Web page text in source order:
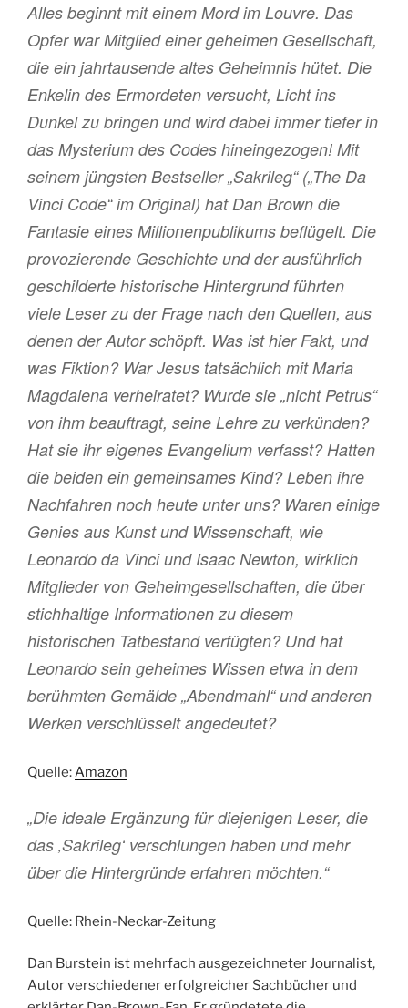
Alles beginnt mit einem Mord im Louvre. Das
Opfer war Mitglied einer geheimen Gesellschaft,
die ein jahrtausende altes Geheimnis hütet. Die
Enkelin des Ermordeten versucht, Licht ins
Dunkel zu bringen und wird dabei immer tiefer in
das Mysterium des Codes hineingezogen! Mit
seinem jüngsten Bestseller „Sakrileg“ („The Da
Vinci Code“ im Original) hat Dan Brown die
Fantasie eines Millionenpublikums beflügelt. Die
provozierende Geschichte und der ausführlich
geschilderte historische Hintergrund führten
viele Leser zu der Frage nach den Quellen, aus
denen der Autor schöpft. Was ist hier Fakt, und
was Fiktion? War Jesus tatsächlich mit Maria
Magdalena verheiratet? Wurde sie „nicht Petrus“
von ihm beauftragt, seine Lehre zu verkünden?
Hat sie ihr eigenes Evangelium verfasst? Hatten
die beiden ein gemeinsames Kind? Leben ihre
Nachfahren noch heute unter uns? Waren einige
Genies aus Kunst und Wissenschaft, wie
Leonardo da Vinci und Isaac Newton, wirklich
Mitglieder von Geheimgesellschaften, die über
stichhaltige Informationen zu diesem
historischen Tatbestand verfügten? Und hat
Leonardo sein geheimes Wissen etwa in dem
berühmten Gemälde „Abendmahl“ und anderen
Werken verschlüsselt angedeutet?
Quelle:Amazon
„Die ideale Ergänzung für diejenigen Leser, die
das ‚Sakrileg‘ verschlungen haben und mehr
über die Hintergründe erfahren möchten.“
Quelle: Rhein-Neckar-Zeitung
Dan Burstein ist mehrfach ausgezeichneter Journalist,
Autor verschiedener erfolgreicher Sachbücher und